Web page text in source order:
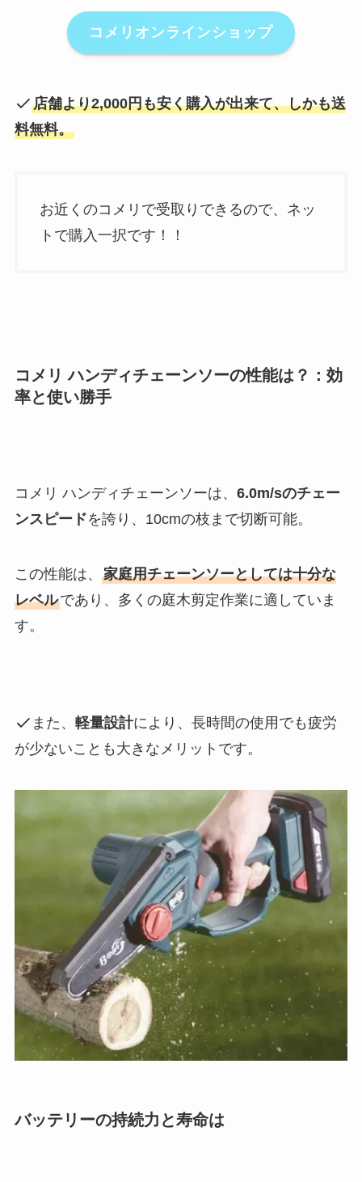
コメリオンラインショップ
店舗より2,000円も安く購入が出来て、しかも送
料無料。
お近くのコメリで受取りできるので、ネッ
トで購入一択です！！
コメリ ハンディチェーンソーの性能は？：効
率と使い勝手
コメリ ハンディチェーンソーは、 6.0m/sのチェー
ンスピードを誇り、10cmの枝まで切断可能。
この性能は、 家庭用チェーンソーとしては十分な
レベルであり、多くの庭木剪定作業に適していま
す。
また、軽量設計により、長時間の使用でも疲労
が少ないことも大きなメリットです。
バッテリーの持続力と寿命は